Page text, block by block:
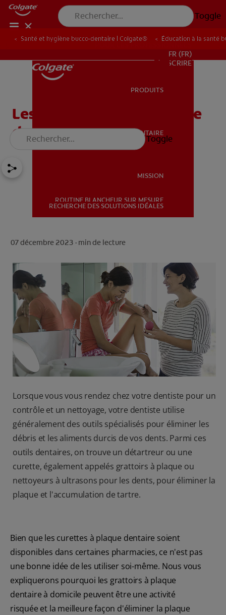
Toggle
SANTÉ BUCCO-DENTAIRE
ROUTINE BLANCHEUR SUR MESURE
POUR LES PROFESSIONNELS
FR (FR)
S’INSCRIRE
POUR LES PROFESSIONNELS
FR (FR)
S’INSCRIRE
PRODUITS
SANTÉ BUCCO-DENTAIRE
MISSION
ROUTINE BLANCHEUR SUR MESURE
RECHERCHE DES SOLUTIONS IDÉALES
Toggle
Santé et hygiène bucco-dentaire | Colgate® Éducation à la santé
Les dangers du détartrage
dentaire maison
07 décembre 2023 · min de lecture
Lorsque vous vous rendez chez votre dentiste pour un
contrôle et un nettoyage, votre dentiste utilise
généralement des outils spécialisés pour éliminer les
débris et les aliments durcis de vos dents. Parmi ces
outils dentaires, on trouve un détartreur ou une
curette, également appelés grattoirs à plaque ou
nettoyeurs à ultrasons pour les dents, pour éliminer la
plaque et l'accumulation de tartre.
Bien que les curettes à plaque dentaire soient
disponibles dans certaines pharmacies, ce n'est pas
une bonne idée de les utiliser soi-même. Nous vous
expliquerons pourquoi les grattoirs à plaque
dentaire à domicile peuvent être une activité
risquée et la meilleure façon d'éliminer la plaque